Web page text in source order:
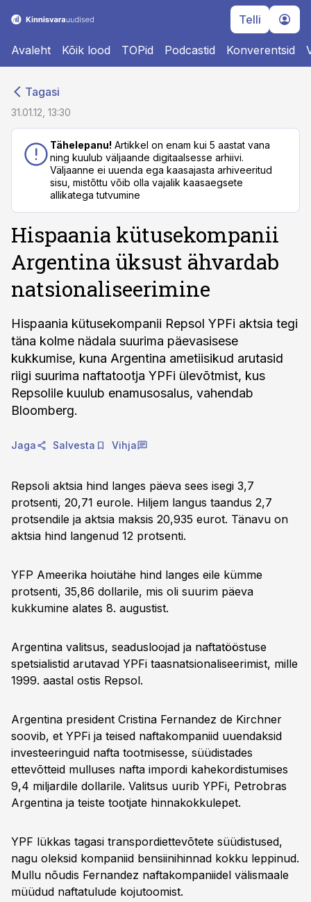
Telli
Avaleht Kõik lood TOPid Podcastid Konverentsid
Tagasi
31.01.12, 13:30
Tähelepanu! Artikkel on enam kui 5 aastat vana
ning kuulub väljaande digitaalsesse arhiivi.
Väljaanne ei uuenda ega kaasajasta arhiveeritud
sisu, mistõttu võib olla vajalik kaasaegsete
allikatega tutvumine
Hispaania kütusekompanii
Argentina üksust ähvardab
natsionaliseerimine
Hispaania kütusekompanii Repsol YPFi aktsia tegi
täna kolme nädala suurima päevasisese
kukkumise, kuna Argentina ametiisikud arutasid
riigi suurima naftatootja YPFi ülevõtmist, kus
Repsolile kuulub enamusosalus, vahendab
Bloomberg.
Jaga Salvesta Vihja
Repsoli aktsia hind langes päeva sees isegi 3,7
protsenti, 20,71 eurole. Hiljem langus taandus 2,7
protsendile ja aktsia maksis 20,935 eurot. Tänavu on
aktsia hind langenud 12 protsenti.
YFP Ameerika hoiutähe hind langes eile kümme
protsenti, 35,86 dollarile, mis oli suurim päeva
kukkumine alates 8. augustist.
Argentina valitsus, seadusloojad ja naftatööstuse
spetsialistid arutavad YPFi taasnatsionaliseerimist, mille
1999. aastal ostis Repsol.
Argentina president Cristina Fernandez de Kirchner
soovib, et YPFi ja teised naftakompaniid uuendaksid
investeeringuid nafta tootmisesse, süüdistades
ettevõtteid mulluses nafta impordi kahekordistumises
9,4 miljardile dollarile. Valitsus uurib YPFi, Petrobras
Argentina ja teiste tootjate hinnakokkulepet.
YPF lükkas tagasi transpordiettevõtete süüdistused,
nagu oleksid kompaniid bensiinihinnad kokku leppinud.
Mullu nõudis Fernandez naftakompaniidel välismaale
müüdud naftatulude kojutoomist.